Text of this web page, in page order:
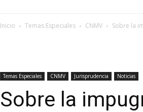
Inicio Temas Especiales CNMV Sobre la
Temas Especiales CNMV Jurisprudencia Noticias
Sobre la